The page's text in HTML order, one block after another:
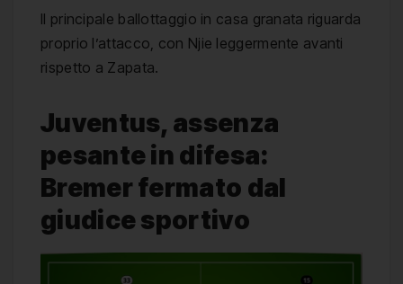
Il principale ballottaggio in casa granata riguarda
proprio l’attacco, con Njie leggermente avanti
rispetto a Zapata.
Juventus, assenza
pesante in difesa:
Bremer fermato dal
giudice sportivo